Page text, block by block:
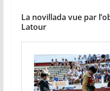
La novillada vue par
Latour